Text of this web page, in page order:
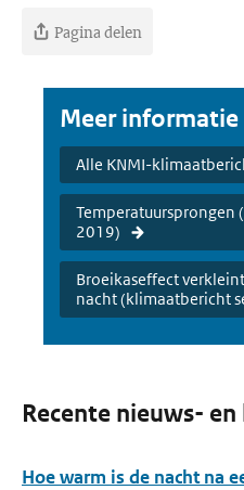
Pagina delen
Meer informatie
Alle KNMI-
2019)
Broeikaseffect
nacht (klimaatbericht
Recente nieuws-
Hoe warm is de nacht na